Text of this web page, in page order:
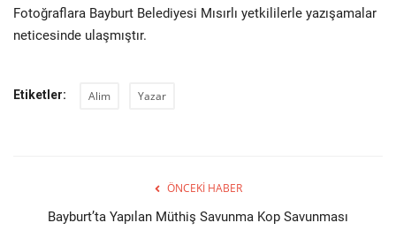
Fotoğraflara Bayburt Belediyesi Mısırlı yetkililerle yazışamalar
neticesinde ulaşmıştır.
Etiketler: Alim Yazar
ÖNCEKI HABER
Bayburt’ta Yapılan Müthiş Savunma Kop Savunması